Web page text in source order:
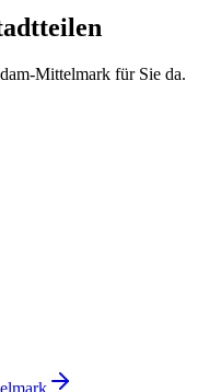
Mittelmark für Sie da.